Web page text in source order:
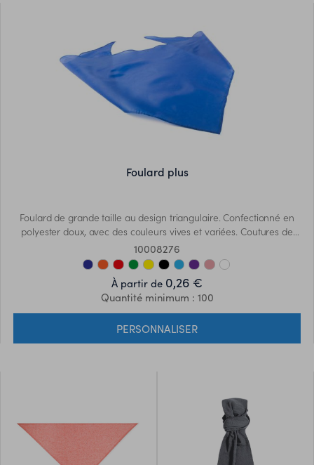
foulard plus
Foulard de grande taille au design triangulaire. Confectionné en
polyester doux, avec des couleurs vives et variées. Coutures de
renfort sur les côtés.
10008276
À partir de 0,26 €
Quantité minimum : 100
PERSONNALISER